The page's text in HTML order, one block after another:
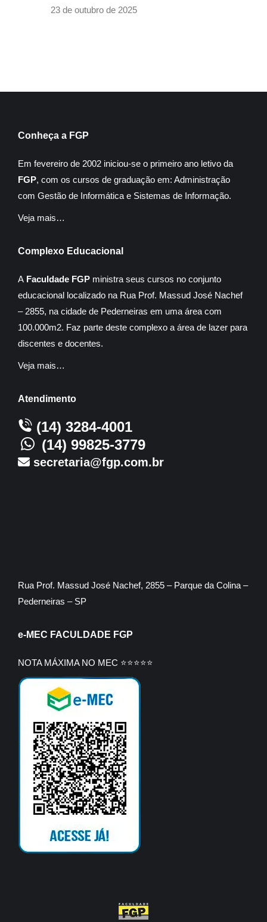
23 de outubro de 2025
Conheça a FGP
Em fevereiro de 2002 iniciou-se o primeiro ano letivo da
FGP, com os cursos de graduação em: Administração
com Gestão de Informática e Sistemas de Informação.
Veja mais…
Complexo Educacional
A Faculdade FGP ministra seus cursos no conjunto
educacional localizado na Rua Prof. Massud José Nachef
– 2855, na cidade de Pederneiras em uma área com
100.000m2. Faz parte deste complexo a área de lazer para
discentes e docentes.
Veja mais…
Atendimento
(14) 3284-4001
(14) 99825-3779
secretaria@fgp.com.br
Rua Prof. Massud José Nachef, 2855 – Parque da Colina –
Pederneiras – SP
e-MEC FACULDADE FGP
NOTA MÁXIMA NO MEC ⭐⭐⭐⭐⭐